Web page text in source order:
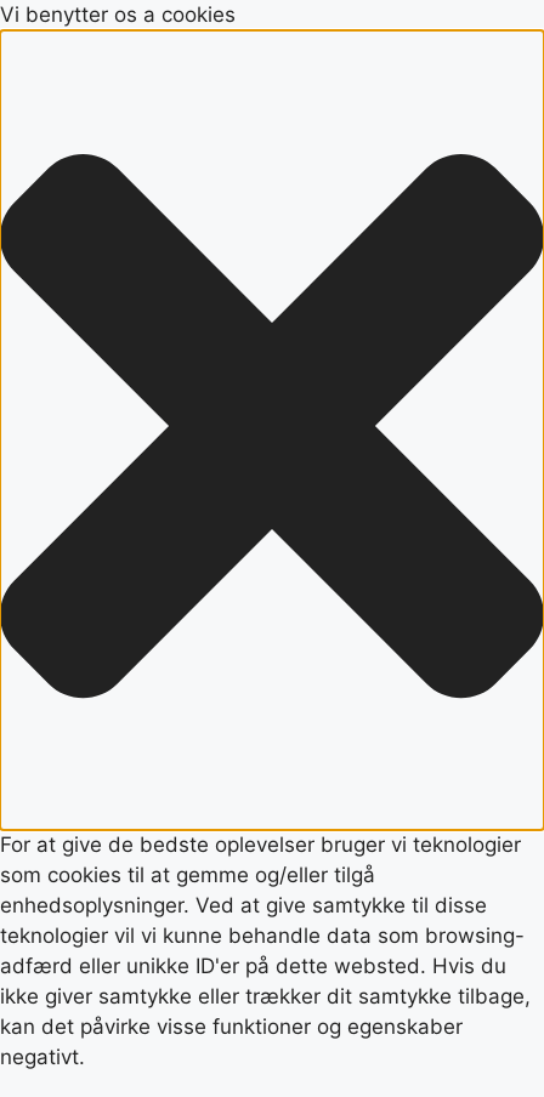
Vi benytter os a cookies
For at give de bedste oplevelser bruger vi teknologier
som cookies til at gemme og/eller tilgå
enhedsoplysninger. Ved at give samtykke til disse
teknologier vil vi kunne behandle data som browsing-
adfærd eller unikke ID'er på dette websted. Hvis du
ikke giver samtykke eller trækker dit samtykke tilbage,
kan det påvirke visse funktioner og egenskaber
negativt.